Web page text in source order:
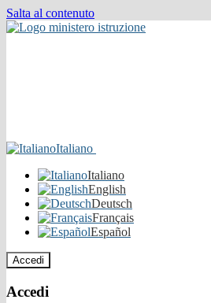
Salta al contenuto
Italiano
Italiano
English
Deutsch
Français
Español
Accedi
Accedi